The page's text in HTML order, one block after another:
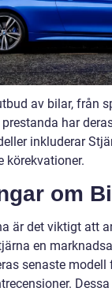
av bilar, från
har
inkluderar
körekvationer.
om
är det viktigt att
en
senaste